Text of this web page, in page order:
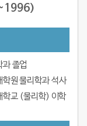
과 졸업
학원 물리학과 석사
학교 (물리학) 이학